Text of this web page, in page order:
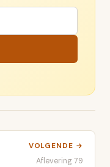
VOLGENDE →
Aflevering 79